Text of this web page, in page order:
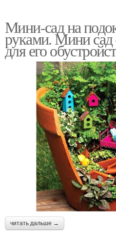
Мини-сад на
руками. Мини
для его
читать дальше →